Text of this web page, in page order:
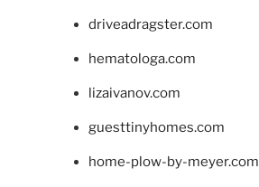
driveadragster.com
hematologa.com
lizaivanov.com
guesttinyhomes.com
home-plow-by-meyer.com